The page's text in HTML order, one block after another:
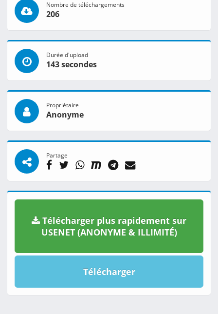
Nombre de téléchargements
206
Durée d'upload
143 secondes
Propriétaire
Anonyme
Partage
Télécharger plus rapidement sur
USENET (ANONYME & ILLIMITÉ)
Télécharger